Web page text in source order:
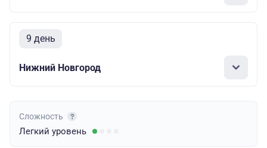
9 день
Нижний Новгород
Сложность
Легкий уровень